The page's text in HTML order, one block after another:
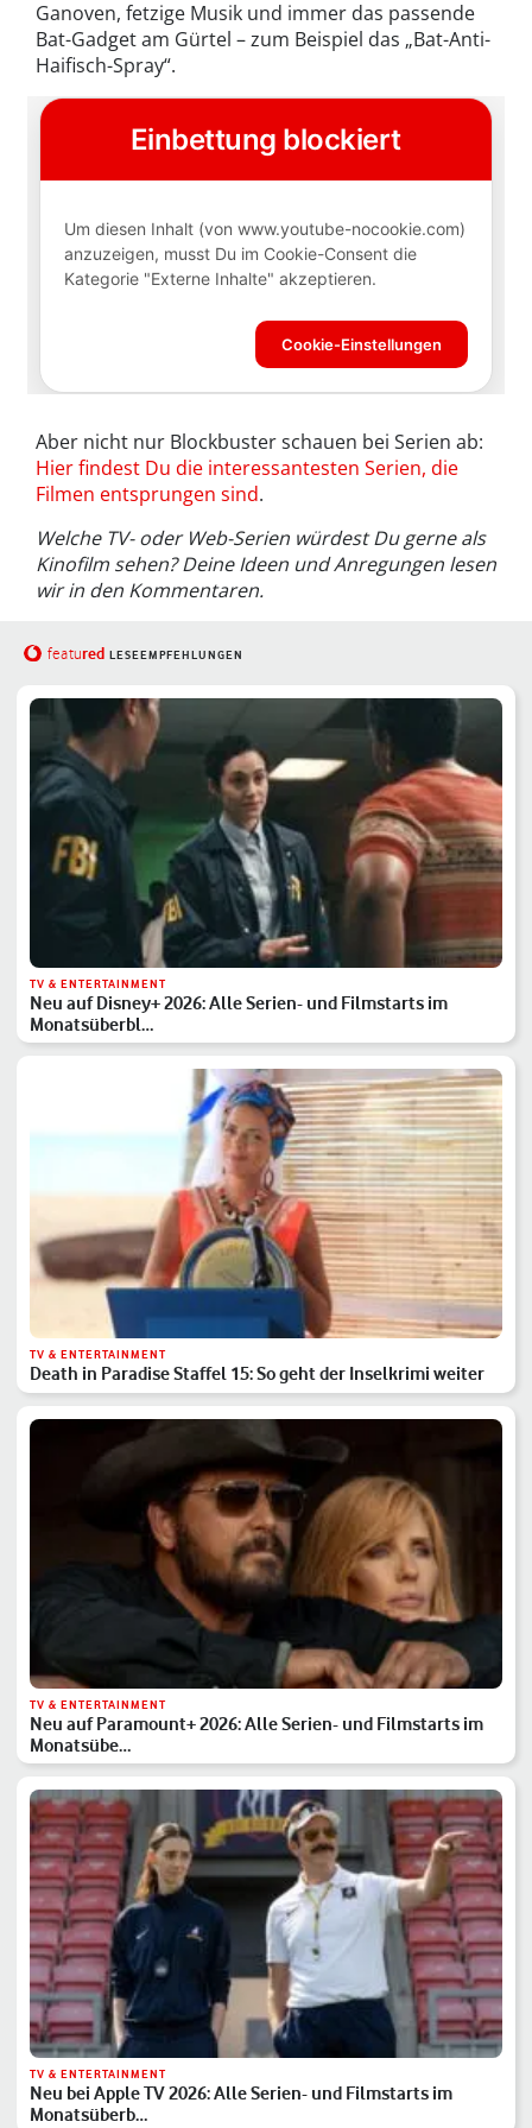
Ganoven, fetzige Musik und immer das passende
Bat-Gadget am Gürtel – zum Beispiel das „Bat-Anti-
Haifisch-Spray“.
Aber nicht nur Blockbuster schauen bei Serien ab:
Hier findest Du die interessantesten Serien, die
Filmen entsprungen sind.
Welche TV- oder Web-Serien würdest Du gerne als
Kinofilm sehen? Deine Ideen und Anregungen lesen
wir in den Kommentaren.
featured LESEEMPFEHLUNGEN
TV & ENTERTAINMENT
Neu auf Disney+ 2026: Alle Serien- und Filmstarts im
Monatsüberbl…
TV & ENTERTAINMENT
Death in Paradise Staffel 15: So geht der Inselkrimi weiter
TV & ENTERTAINMENT
Neu auf Paramount+ 2026: Alle Serien- und Filmstarts im
Monatsübe…
TV & ENTERTAINMENT
Neu bei Apple TV 2026: Alle Serien- und Filmstarts im
Monatsüberb…